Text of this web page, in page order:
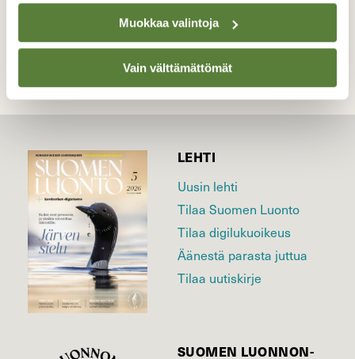
Muokkaa valintoja
Vain välttämättömät
TAKAISIN LISTAAN
LEHTI
Uusin lehti
Tilaa Suomen Luonto
Tilaa digilukuoikeus
Äänestä parasta juttua
Tilaa uutiskirje
SUOMEN LUONNON­